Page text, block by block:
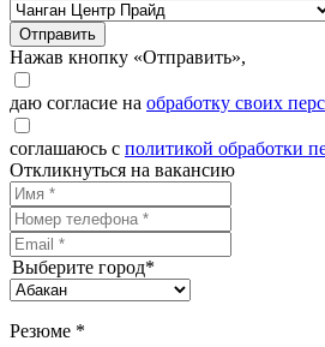
Отправить
Нажав кнопку «Отправить»,
даю согласие на обработку своих
соглашаюсь с политикой обработки
Откликнуться на вакансию
Выберите город*
Резюме *